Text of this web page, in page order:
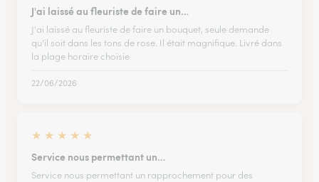
J'ai laissé au fleuriste de faire un…
J'ai laissé au fleuriste de faire un bouquet, seule demande
qu'il soit dans les tons de rose. Il était magnifique. Livré dans
la plage horaire choisie
22/06/2026
★ ★ ★ ★ ★
Service nous permettant un…
Service nous permettant un rapprochement pour des